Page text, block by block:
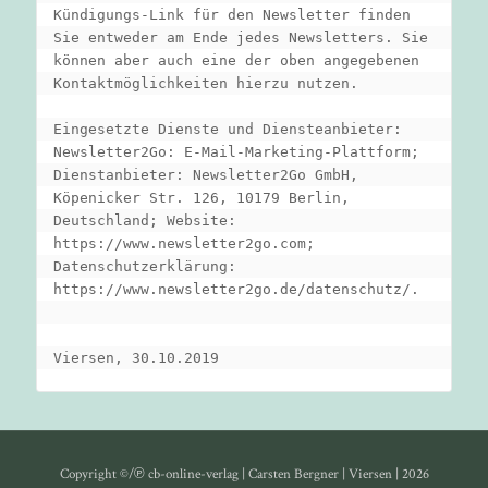
Copyright ©/℗ cb-online-verlag | Carsten Bergner | Viersen | 2026